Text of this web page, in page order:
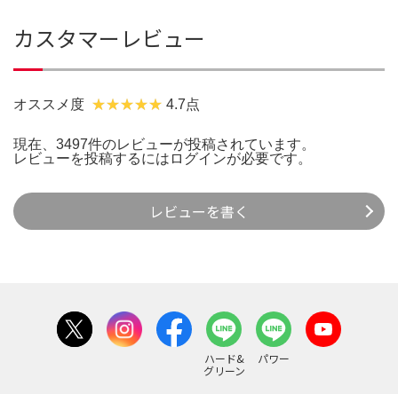
カスタマーレビュー
オススメ度 4.7点
現在、3497件のレビューが投稿されています。
レビューを投稿するには ログインが必要です。
レビューを書く
ハード&
グリーン
パワー